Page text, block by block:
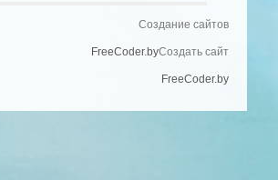
Создание сайтов
FreeCoder.byСоздать сайт
FreeCoder.by